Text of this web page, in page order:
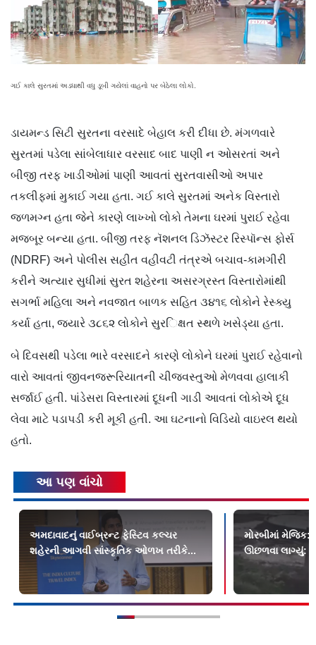
ગઈ કાલે સુરતમાં અડધાથી વધુ ડૂબી ગયેલાં વાહનો પર બેઠેલા લોકો.
ડાયમન્ડ સિટી સુરતના વરસાદે બેહાલ કરી દીધા છે. મંગળવારે
સુરતમાં પડેલા સાંબેલાધાર વરસાદ બાદ પાણી ન ઓસરતાં અને
બીજી તરફ ખાડીઓમાં પાણી આવતાં સુરતવાસીઓ અપાર
તકલીફમાં મુકાઈ ગયા હતા. ગઈ કાલે સુરતમાં અનેક વિસ્તારો
જળમગ્ન હતા જેને કારણે લાખ્ખો લોકો તેમના ઘરમાં પુરાઈ રહેવા
મજબૂર બન્યા હતા. બીજી તરફ નૅશનલ ડિઝૅસ્ટર રિસ્પૉન્સ ફોર્સ
(NDRF) અને પોલીસ સહીત વહીવટી તંત્રએ બચાવ-કામગીરી
કરીને અત્યાર સુધીમાં સુરત શહેરના અસરગ્રસ્ત વિસ્તારોમાંથી
સગર્ભા મહિલા અને નવજાત બાળક સહિત ૩૪૧૬ લોકોને રેસ્ક્યુ
કર્યા હતા, જ્યારે ૩૮૬૨ લોકોને સુર​િક્ષત સ્થળે ખસેડ્યા હતા.
બે દિવસથી પડેલા ભારે વરસાદને કારણે લોકોને ઘરમાં પુરાઈ રહેવાનો
વારો આવતાં જીવનજરૂરિયાતની ચીજવસ્તુઓ મેળવવા હાલાકી
સર્જાઈ હતી. પાંડેસરા વિસ્તારમાં દૂધની ગાડી આવતાં લોકોએ દૂધ
લેવા માટે પડાપડી કરી મૂકી હતી. આ ઘટનાનો વિડિયો વાઇરલ થયો
હતો.
આ પણ વાંચો
અમદાવાદનું વાઈબ્રન્ટ ફેસ્ટિવ કલ્ચર
શહેરની આગવી સાંસ્કૃતિક ઓળખ તરીકે...
મોરબીમાં મેજિક:
ઊછળવા લાગ્યું: